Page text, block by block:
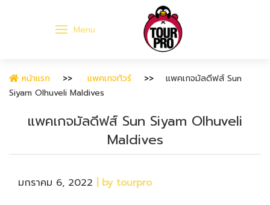
Menu
หน้าแรก แพคเกจทัวร์
แพคเกจมัลดีฟส์ Sun
Siyam Olhuveli Maldives
แพคเกจมัลดีฟส์ Sun Siyam Olhuveli
Maldives
มกราคม 6, 2022 | by tourpro